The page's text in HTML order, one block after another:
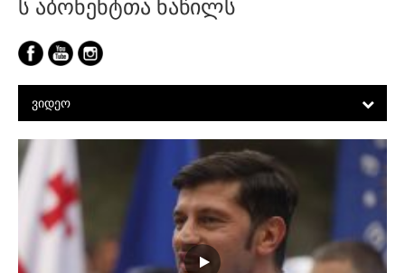
ს აბონენტთა ნაწილს
ᲕᲘᲓᲔᲝ